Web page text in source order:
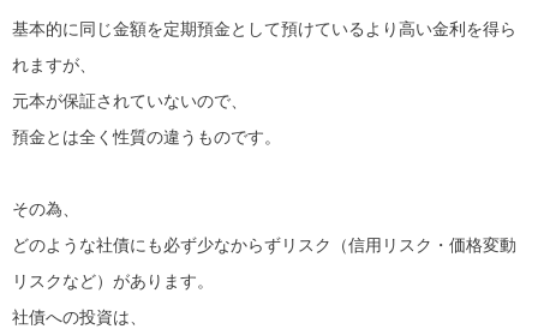
基本的に同じ金額を定期預金として預けているより高い金利を得ら
れますが、
元本が保証されていないので、
預金とは全く性質の違うものです。
その為、
どのような社債にも必ず少なからずリスク（信用リスク・価格変動
リスクなど）があります。
社債への投資は、